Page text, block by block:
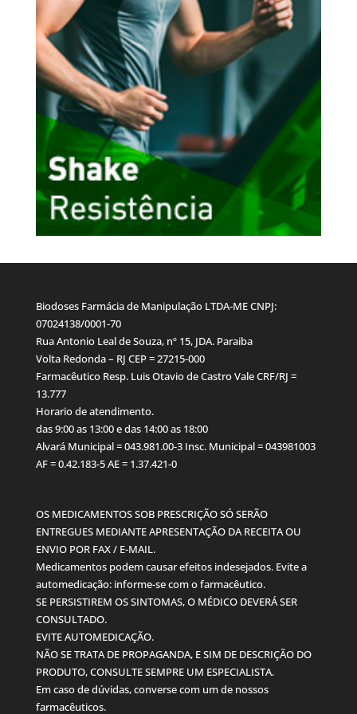
Biodoses Farmácia de Manipulação LTDA-ME CNPJ:
07024138/0001-70
Rua Antonio Leal de Souza, nº 15, JDA. Paraiba
Volta Redonda – RJ CEP = 27215-000
Farmacêutico Resp. Luis Otavio de Castro Vale CRF/RJ =
13.777
Horario de atendimento.
das 9:00 as 13:00 e das 14:00 as 18:00
Alvará Municipal = 043.981.00-3 Insc. Municipal = 043981003
AF = 0.42.183-5 AE = 1.37.421-0
OS MEDICAMENTOS SOB PRESCRIÇÃO SÓ SERÃO
ENTREGUES MEDIANTE APRESENTAÇÃO DA RECEITA OU
ENVIO POR FAX / E-MAIL.
Medicamentos podem causar efeitos indesejados. Evite a
automedicação: informe-se com o farmacêutico.
SE PERSISTIREM OS SINTOMAS, O MÉDICO DEVERÁ SER
CONSULTADO.
EVITE AUTOMEDICAÇÃO.
NÃO SE TRATA DE PROPAGANDA, E SIM DE DESCRIÇÃO DO
PRODUTO, CONSULTE SEMPRE UM ESPECIALISTA.
Em caso de dúvidas, converse com um de nossos
farmacêuticos.